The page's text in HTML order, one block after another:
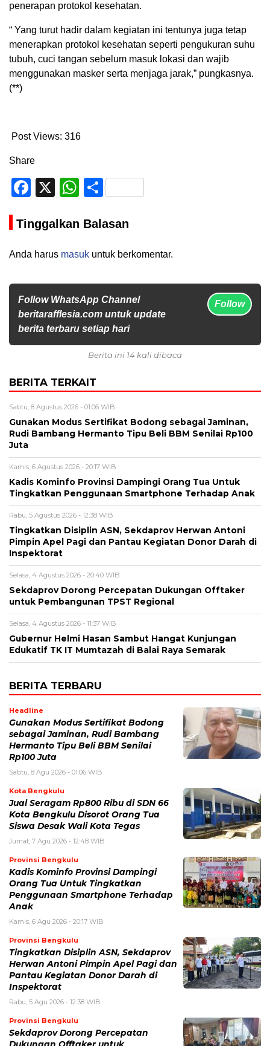
penerapan protokol kesehatan.
“ Yang turut hadir dalam kegiatan ini tentunya juga tetap
menerapkan protokol kesehatan seperti pengukuran suhu
tubuh, cuci tangan sebelum masuk lokasi dan wajib
menggunakan masker serta menjaga jarak,” pungkasnya.
(**)
Post Views: 316
Share
Facebook
X WhatsApp
Share
Tinggalkan Balasan
Anda harus masuk untuk berkomentar.
Follow WhatsApp Channel
beritarafflesia.com untuk update
berita terbaru setiap hari
Follow
Berita ini 14 kali dibaca
BERITA TERKAIT
Sabtu, 8 Agustus 2026 - 01:06 WIB
Gunakan Modus Sertifikat Bodong sebagai Jaminan,
Rudi Bambang Hermanto Tipu Beli BBM Senilai Rp100
Juta
Kamis, 6 Agustus 2026 - 20:17 WIB
Kadis Kominfo Provinsi Dampingi Orang Tua Untuk
Tingkatkan Penggunaan Smartphone Terhadap Anak
Rabu, 5 Agustus 2026 - 12:38 WIB
Tingkatkan Disiplin ASN, Sekdaprov Herwan Antoni
Pimpin Apel Pagi dan Pantau Kegiatan Donor Darah di
Inspektorat
Selasa, 4 Agustus 2026 - 20:40 WIB
Sekdaprov Dorong Percepatan Dukungan Offtaker
untuk Pembangunan TPST Regional
Selasa, 4 Agustus 2026 - 11:37 WIB
Gubernur Helmi Hasan Sambut Hangat Kunjungan
Edukatif TK IT Mumtazah di Balai Raya Semarak
BERITA TERBARU
Headline
Gunakan Modus Sertifikat Bodong
sebagai Jaminan, Rudi Bambang
Hermanto Tipu Beli BBM Senilai
Rp100 Juta
Sabtu, 8 Agu 2026 - 01:06 WIB
Kota Bengkulu
Jual Seragam Rp800 Ribu di SDN 66
Kota Bengkulu Disorot Orang Tua
Siswa Desak Wali Kota Tegas
Jumat, 7 Agu 2026 - 12:48 WIB
Provinsi Bengkulu
Kadis Kominfo Provinsi Dampingi
Orang Tua Untuk Tingkatkan
Penggunaan Smartphone Terhadap
Anak
Kamis, 6 Agu 2026 - 20:17 WIB
Provinsi Bengkulu
Tingkatkan Disiplin ASN, Sekdaprov
Herwan Antoni Pimpin Apel Pagi dan
Pantau Kegiatan Donor Darah di
Inspektorat
Rabu, 5 Agu 2026 - 12:38 WIB
Provinsi Bengkulu
Sekdaprov Dorong Percepatan